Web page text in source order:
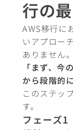
行の
AWS移行に
いアプロー
ありません。
「まず、今
から段階的
このステッ
す。
フェーズ1